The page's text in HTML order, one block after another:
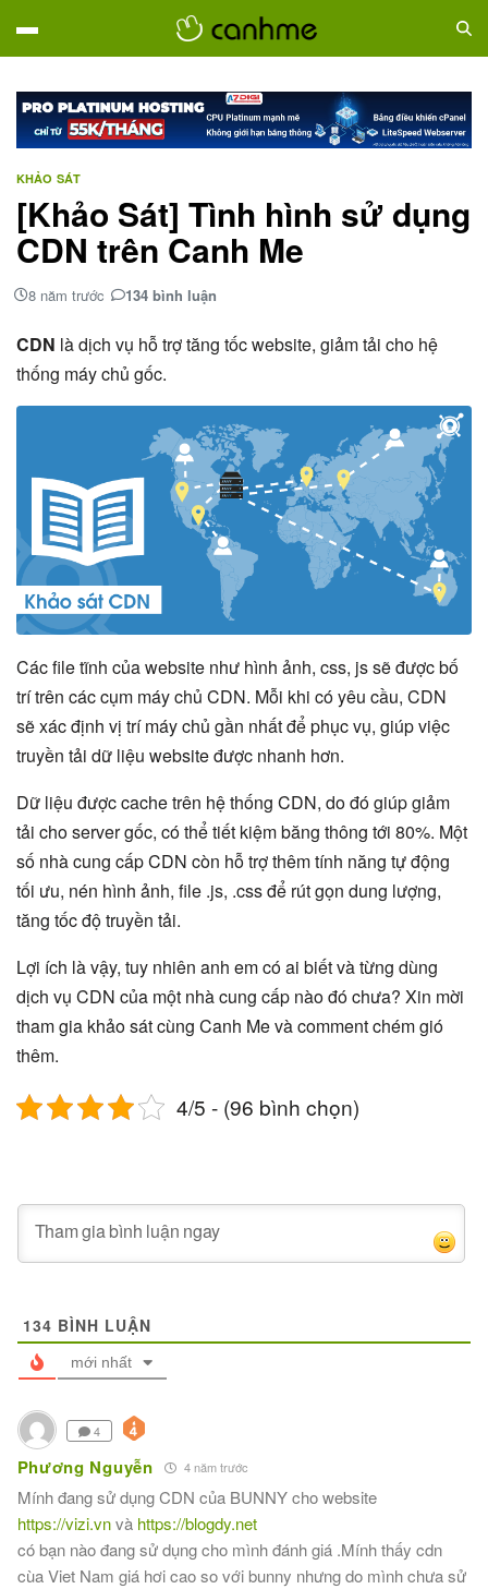
KHẢO SÁT
[Khảo Sát] Tình hình sử dụng
CDN trên Canh Me
8 năm trước 134 bình luận
CDN là dịch vụ hỗ trợ tăng tốc website, giảm tải cho hệ
thống máy chủ gốc.
Các file tĩnh của website như hình ảnh, css, js sẽ được bố
trí trên các cụm máy chủ CDN. Mỗi khi có yêu cầu, CDN
sẽ xác định vị trí máy chủ gần nhất để phục vụ, giúp việc
truyền tải dữ liệu website được nhanh hơn.
Dữ liệu được cache trên hệ thống CDN, do đó giúp giảm
tải cho server gốc, có thể tiết kiệm băng thông tới 80%. Một
số nhà cung cấp CDN còn hỗ trợ thêm tính năng tự động
tối ưu, nén hình ảnh, file .js, .css để rút gọn dung lượng,
tăng tốc độ truyền tải.
Lợi ích là vậy, tuy nhiên anh em có ai biết và từng dùng
dịch vụ CDN của một nhà cung cấp nào đó chưa? Xin mời
tham gia khảo sát cùng Canh Me và comment chém gió
thêm.
4/5 - (96 bình chọn)
134 BÌNH LUẬN
mới nhất
4
Phương Nguyễn 4 năm trước
Mính đang sử dụng CDN của BUNNY cho website
https://vizi.vnvà https://blogdy.net
có bạn nào đang sử dụng cho mình đánh giá .Mính thấy cdn
cùa Viet Nam giá hơi cao so với bunny nhưng do mình chưa sử